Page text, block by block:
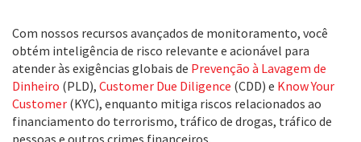
Com nossos recursos avançados de monitoramento, você
obtém inteligência de risco relevante e acionável para
atender às exigências globais de Prevenção à Lavagem de
Dinheiro (PLD), Customer Due Diligence (CDD) e Know Your
Customer (KYC), enquanto mitiga riscos relacionados ao
financiamento do terrorismo, tráfico de drogas, tráfico de
pessoas e outros crimes financeiros.